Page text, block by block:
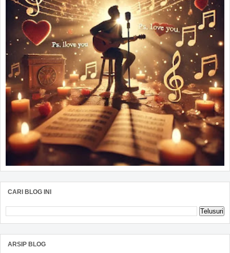
CARI BLOG INI
ARSIP BLOG